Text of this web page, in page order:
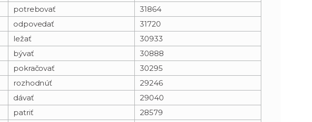
potrebovať
31864
odpovedať
31720
ležať
30933
bývať
30888
pokračovať
30295
rozhodnúť
29246
dávať
29040
patriť
28579